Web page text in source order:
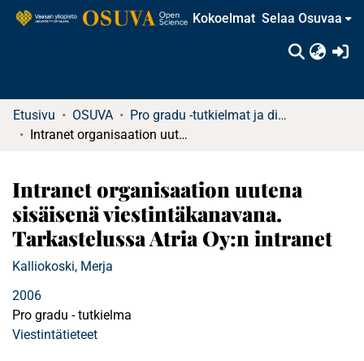
Kokoelmat Selaa Osuvaa
Etusivu OSUVA
Pro gradu -tutkielmat ja diplomityöt
Intranet organisaation uutena sisäisenä viestintäkanavana. Tarkastelussa Atria Oy:n intranet
Intranet organisaation uutena
sisäisenä viestintäkanavana.
Tarkastelussa Atria Oy:n intranet
Kalliokoski, Merja
2006
Pro gradu - tutkielma
Viestintätieteet